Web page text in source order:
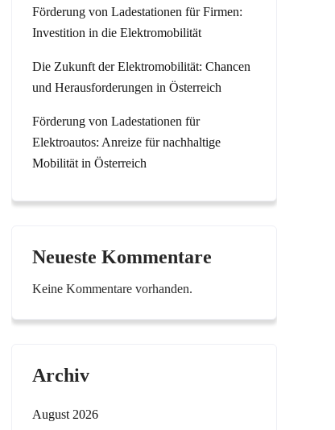
Förderung von Ladestationen für Firmen:
Investition in die Elektromobilität
Die Zukunft der Elektromobilität: Chancen
und Herausforderungen in Österreich
Förderung von Ladestationen für
Elektroautos: Anreize für nachhaltige
Mobilität in Österreich
Neueste Kommentare
Keine Kommentare vorhanden.
Archiv
August 2026